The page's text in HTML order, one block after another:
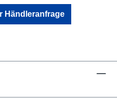
Händleranfrage